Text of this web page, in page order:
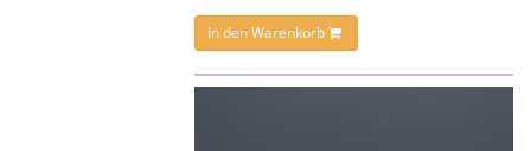
In den Warenkorb